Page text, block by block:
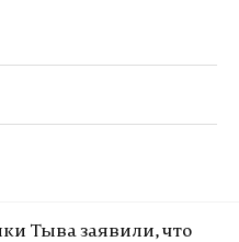
Тыва заявили, что